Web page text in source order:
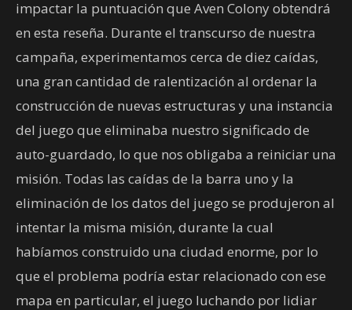
impactar la puntuación que Aven Colony obtendrá
en esta reseña. Durante el transcurso de nuestra
campaña, experimentamos cerca de diez caídas,
una gran cantidad de ralentización al ordenar la
construcción de nuevas estructuras y una instancia
del juego que eliminaba nuestro significado de
auto-guardado, lo que nos obligaba a reiniciar una
misión. Todas las caídas de la barra uno y la
eliminación de los datos del juego se produjeron al
intentar la misma misión, durante la cual
habíamos construido una ciudad enorme, por lo
que el problema podría estar relacionado con ese
mapa en particular, el juego luchando por lidiar